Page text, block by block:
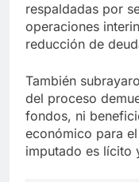
respaldadas por
operaciones
reducción de
También
del proceso
fondos, ni
económico para
imputado es lícito